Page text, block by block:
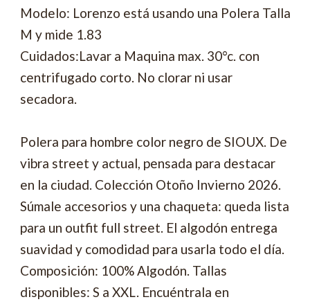
Modelo: Lorenzo está usando una Polera Talla
M y mide 1.83
Cuidados:Lavar a Maquina max. 30°c. con
centrifugado corto. No clorar ni usar
secadora.
Polera para hombre color negro de SIOUX. De
vibra street y actual, pensada para destacar
en la ciudad. Colección Otoño Invierno 2026.
Súmale accesorios y una chaqueta: queda lista
para un outfit full street. El algodón entrega
suavidad y comodidad para usarla todo el día.
Composición: 100% Algodón. Tallas
disponibles: S a XXL. Encuéntrala en